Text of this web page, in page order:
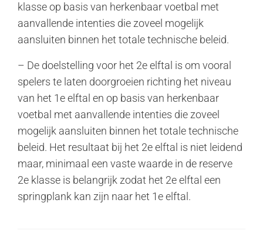
klasse op basis van herkenbaar voetbal met
aanvallende intenties die zoveel mogelijk
aansluiten binnen het totale technische beleid.
– De doelstelling voor het 2e elftal is om vooral
spelers te laten doorgroeien richting het niveau
van het 1e elftal en op basis van herkenbaar
voetbal met aanvallende intenties die zoveel
mogelijk aansluiten binnen het totale technische
beleid. Het resultaat bij het 2e elftal is niet leidend
maar, minimaal een vaste waarde in de reserve
2e klasse is belangrijk zodat het 2e elftal een
springplank kan zijn naar het 1e elftal.